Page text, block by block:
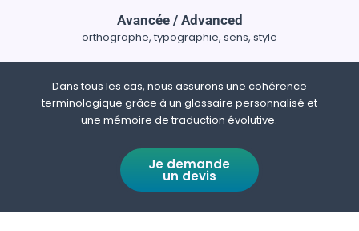
Avancée / Advanced
orthographe, typographie, sens, style
Dans tous les cas, nous assurons une cohérence
terminologique grâce à un glossaire personnalisé et
une mémoire de traduction évolutive.
Je demande
un devis